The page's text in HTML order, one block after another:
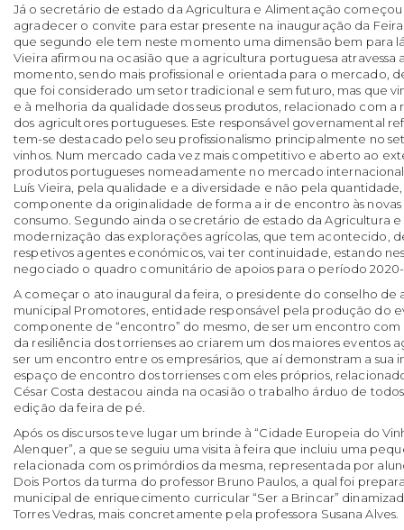
Já o secretário de estado da Agricultura e Alimentação
agradecer o convite para estar presente na inauguração da
que segundo ele tem neste momento uma dimensão bem para
Vieira afirmou na ocasião que a agricultura portuguesa
momento, sendo mais profissional e orientada para o mercado,
que foi considerado um setor tradicional e sem futuro, mas que
e à melhoria da qualidade dos seus produtos, relacionado com a
dos agricultores portugueses. Este responsável governamental
tem-se destacado pelo seu profissionalismo principalmente no
vinhos. Num mercado cada vez mais competitivo e aberto ao
produtos portugueses nomeadamente no mercado
Luís Vieira, pela qualidade e a diversidade e não pela
componente da originalidade de forma a ir de encontro às
consumo. Segundo ainda o secretário de estado da Agricultura
modernização das explorações agrícolas, que tem acontecido,
respetivos agentes económicos, vai ter continuidade, estando
negociado o quadro comunitário de apoios para o período
A começar o ato inaugural da feira, o presidente do conselho de
municipal Promotores, entidade responsável pela produção do
componente de “encontro” do mesmo, de ser um encontro com
da resiliência dos torrienses ao criarem um dos maiores eventos
ser um encontro entre os empresários, que aí demonstram a sua
espaço de encontro dos torrienses com eles próprios,
César Costa destacou ainda na ocasião o trabalho árduo de
edição da feira de pé.
Após os discursos teve lugar um brinde à “Cidade Europeia do
Alenquer”, a que se seguiu uma visita à feira que incluiu uma
relacionada com os primórdios da mesma, representada por
Dois Portos da turma do professor Bruno Paulos, a qual foi
municipal de enriquecimento curricular “Ser a Brincar”
Torres Vedras, mais concretamente pela professora Susana Alves.